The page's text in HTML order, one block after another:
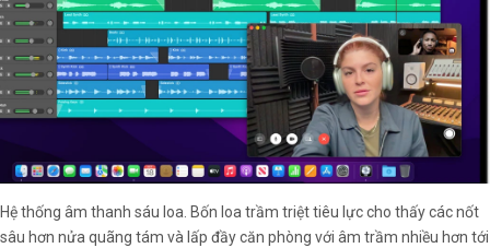
Hệ thống âm thanh sáu loa. Bốn loa trầm triệt tiêu lực cho thấy các nốt
sâu hơn nửa quãng tám và lấp đầy căn phòng với âm trầm nhiều hơn tới